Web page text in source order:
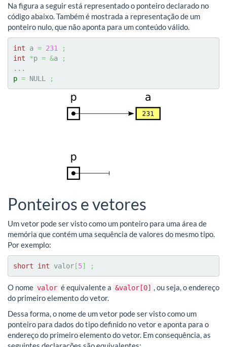
Na figura a seguir está representado o ponteiro declarado no
código abaixo. Também é mostrada a representação de um
ponteiro nulo, que não aponta para um conteúdo válido.
int a = 231
;
int
*p = &a
;
p = NULL ;
Ponteiros e vetores
Um vetor pode ser visto como um ponteiro para uma área de
memória que contém uma sequência de valores do mesmo tipo.
Por exemplo:
short int valor [5] ;
O nome valor é equivalente a &valor[0] , ou seja, o endereço
do primeiro elemento do vetor.
Dessa forma, o nome de um vetor pode ser visto como um
ponteiro para dados do tipo definido no vetor e aponta para o
endereço do primeiro elemento do vetor. Em consequência, as